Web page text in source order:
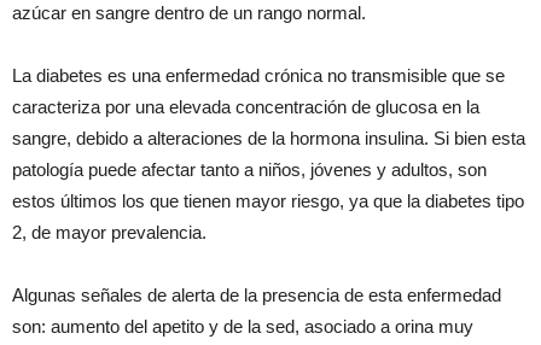
azúcar en sangre dentro de un rango normal.
La diabetes es una enfermedad crónica no transmisible que se
caracteriza por una elevada concentración de glucosa en la
sangre, debido a alteraciones de la hormona insulina. Si bien esta
patología puede afectar tanto a niños, jóvenes y adultos, son
estos últimos los que tienen mayor riesgo, ya que la diabetes tipo
2, de mayor prevalencia.
Algunas señales de alerta de la presencia de esta enfermedad
son: aumento del apetito y de la sed, asociado a orina muy